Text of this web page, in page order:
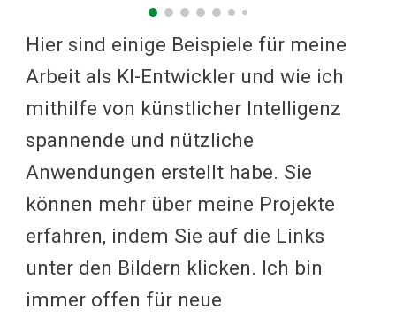
Hier sind einige Beispiele für meine
Arbeit als KI-Entwickler und wie ich
mithilfe von künstlicher Intelligenz
spannende und nützliche
Anwendungen erstellt habe. Sie
können mehr über meine Projekte
erfahren, indem Sie auf die Links
unter den Bildern klicken. Ich bin
immer offen für neue